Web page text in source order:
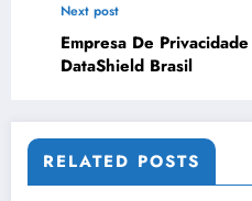
Next post
Empresa De
DataShield Brasil
RELATED POSTS